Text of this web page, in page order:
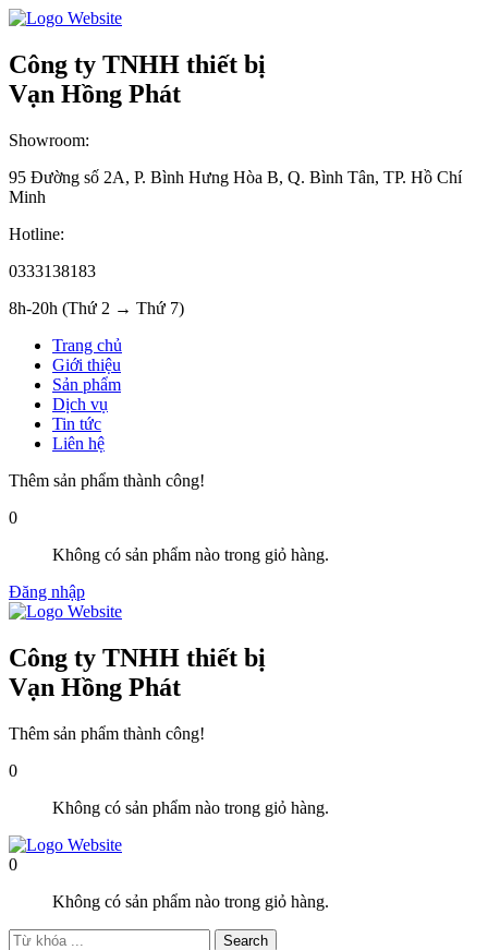
Công ty TNHH thiết bị
Vạn Hồng Phát
Showroom:
95 Đường số 2A, P. Bình Hưng Hòa B, Q. Bình Tân, TP. Hồ Chí
Minh
Hotline:
0333138183
8h-20h (Thứ 2 → Thứ 7)
Trang chủ
Giới thiệu
Sản phẩm
Dịch vụ
Tin tức
Liên hệ
Thêm sản phẩm thành công!
0
Không có sản phẩm nào trong giỏ hàng.
Đăng nhập
Công ty TNHH thiết bị
Vạn Hồng Phát
Thêm sản phẩm thành công!
0
Không có sản phẩm nào trong giỏ hàng.
0
Không có sản phẩm nào trong giỏ hàng.